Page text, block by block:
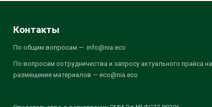
Контакты
По общим вопросам — info@nia.eco
По вопросам сотрудничества и запросу актуального прайса на
размещение материалов — eco@nia.eco